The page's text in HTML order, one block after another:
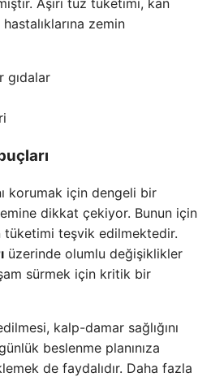
Aşırı tuz tüketimi, kan
hastalıklarına zemin
gıdalar
korumak için dengeli bir
dikkat çekiyor. Bunun için
tüketimi teşvik edilmektedir.
üzerinde olumlu değişiklikler
sürmek için kritik bir
kalp-damar sağlığını
beslenme planınıza
de faydalıdır. Daha fazla